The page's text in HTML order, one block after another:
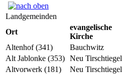
Landgemeinden
Ort
evangelische
Kirche
Altenhof (341)
Bauchwitz
Alt Jablonke (353) Neu Tirschtiegel
Altvorwerk (181)
Neu Tirschtiegel